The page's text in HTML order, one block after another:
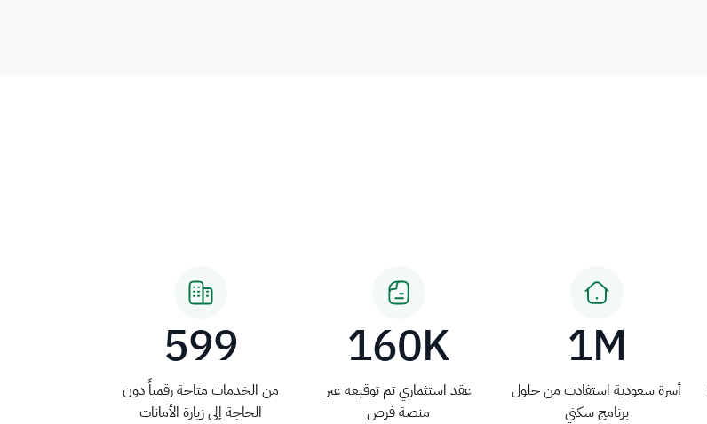
1M
أسرة سعودية استفادت من حلول
برنامج سكني
160K
عقد استثماري تم توقيعه عبر
منصة فرص
599
من الخدمات متاحة رقمياً دون
الحاجة إلى زيارة الأمانات